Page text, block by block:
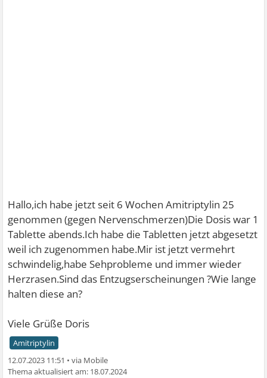
Hallo,ich habe jetzt seit 6 Wochen Amitriptylin 25
genommen (gegen Nervenschmerzen)Die Dosis war 1
Tablette abends.Ich habe die Tabletten jetzt abgesetzt
weil ich zugenommen habe.Mir ist jetzt vermehrt
schwindelig,habe Sehprobleme und immer wieder
Herzrasen.Sind das Entzugserscheinungen ?Wie lange
halten diese an?
Viele Grüße Doris
Amitriptylin
12.07.2023 11:51 •
18.07.2024